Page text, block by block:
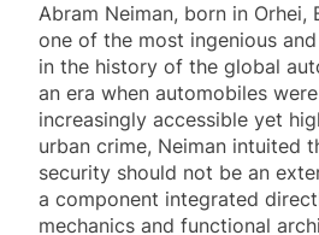
Abram Neiman, born in Orhei,
one of the most ingenious
in the history of the global
an era when automobiles
increasingly accessible yet
urban crime, Neiman intuited
security should not be an
a component integrated
mechanics and functional